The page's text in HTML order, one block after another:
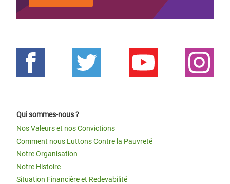
Qui sommes-nous ?
Nos Valeurs et nos Convictions
Comment nous Luttons Contre la Pauvreté
Notre Organisation
Notre Histoire
Situation Financière et Redevabilité